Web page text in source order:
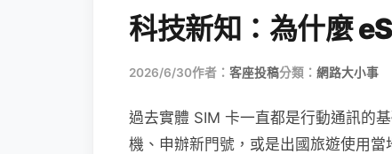
科技新知：為什麼
2026/6/30作者： 客座投稿分類： 網路大小事
過去實體 SIM 卡一直都是行動通訊的
機、申辦新門號，或是出國旅遊使用